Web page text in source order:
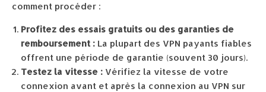
comment procéder :
Profitez des essais gratuits ou des garanties de
remboursement : La plupart des VPN payants fiables
offrent une période de garantie (souvent 30 jours).
Testez la vitesse : Vérifiez la vitesse de votre
connexion avant et après la connexion au VPN sur